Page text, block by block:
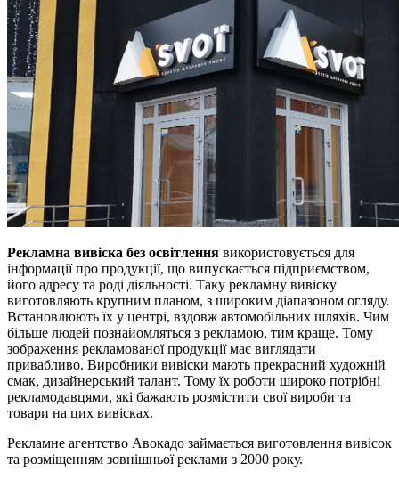
Рекламна вивіска без освітлення використовується для
інформації про продукції, що випускається підприємством,
його адресу та роді діяльності. Таку рекламну вивіску
виготовляють крупним планом, з широким діапазоном огляду.
Встановлюють їх у центрі, вздовж автомобільних шляхів. Чим
більше людей познайомляться з рекламою, тим краще. Тому
зображення рекламованої продукції має виглядати
привабливо. Виробники вивіски мають прекрасний художній
смак, дизайнерський талант. Тому їх роботи широко потрібні
рекламодавцями, які бажають розмістити свої вироби та
товари на цих вивісках.
Рекламне агентство Авокадо займається виготовлення вивісок
та розміщенням зовнішньої реклами з 2000 року.